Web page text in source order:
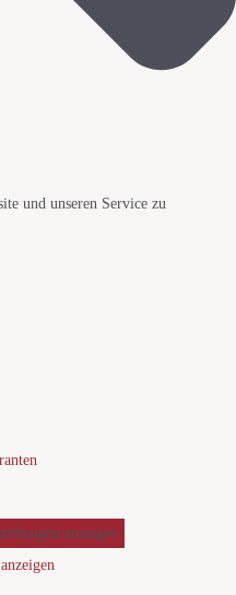
und unseren Service zu
anzeigen